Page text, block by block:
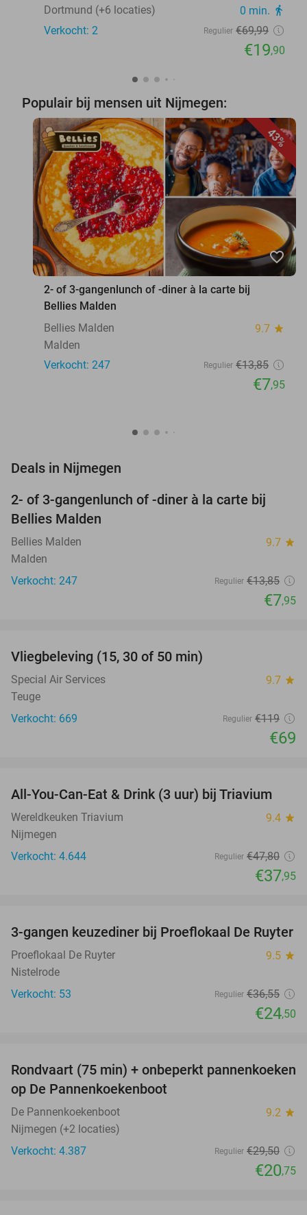
Dortmund (+6 locaties)
0 min. directions_walk
Verkocht: 2 Regulier €69,99
€19,90
Populair bij mensen uit Nijmegen:
43%
favorite_border
2- of 3-gangenlunch of -diner à la carte bij
Bellies Malden
Bellies Malden
9.7 star
Malden
Verkocht: 247
Regulier €13,85
€7,95
Deals in Nijmegen
43%
2- of 3-gangenlunch of -diner à la carte bij
Bellies Malden
Bellies Malden 9.7 star
Malden
Verkocht: 247
Regulier €13,85
€7,95
Vliegbeleving (15, 30 of 50 min)
Special Air Services 9.7 star
Teuge
Verkocht: 669
Regulier €119
€69
21%
All-You-Can-Eat & Drink (3 uur) bij Triavium
Wereldkeuken Triavium 9.4 star
Nijmegen
Verkocht: 4.644
Regulier €47,80
€37,95
33%
3-gangen keuzediner bij Proeflokaal De Ruyter
Proeflokaal De Ruyter 9.5 star
Nistelrode
Verkocht: 53
Regulier €36,55
€24,50
30%
Rondvaart (75 min) + onbeperkt pannenkoeken
op De Pannenkoekenboot
De Pannenkoekenboot 9.2 star
Nijmegen (+2 locaties)
Verkocht: 4.387
Regulier €29,50
€20,75